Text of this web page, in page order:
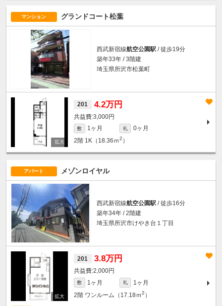
マンション グランドコート松葉
西武新宿線航空公園駅 / 徒歩19分
築年33年 / 3階建
埼玉県所沢市松葉町
201 4.2万円
3,000円
敷 1ヶ月 礼
0ヶ月
2階 1K（18.36ｍ2 ）
アパート メゾンロイヤル
西武新宿線航空公園駅 / 徒歩16分
築年34年 / 2階建
埼玉県所沢市けやき台１丁目
201 3.8万円
2,000円
敷 1ヶ月 礼
1ヶ月
2階 ワンルーム（17.18ｍ2 ）